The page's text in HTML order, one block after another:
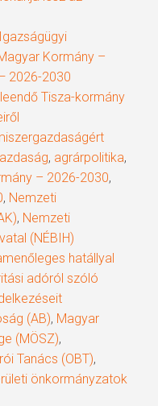
Igazságügyi
Kormány –
2026-2030
Tisza-kormány
, agrárpolitika,
– 2026-2030,
, Nemzeti
, Nemzeti
(NÉBIH)
hatállyal
adóról szóló
(AB), Magyar
(MÖSZ),
Tanács (OBT),
önkormányzatok